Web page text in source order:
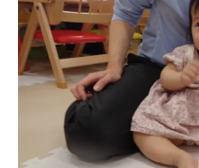
お知らせ
今日の幼稚園
園児募集要項